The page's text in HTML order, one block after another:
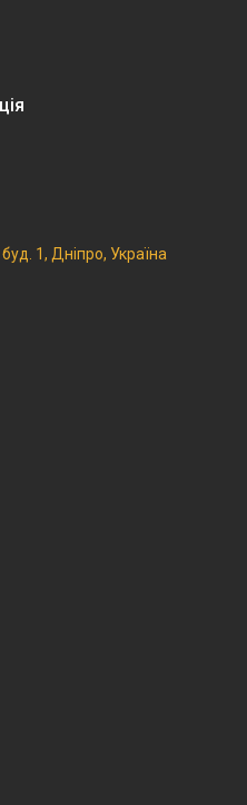
1, Дніпро, Україна